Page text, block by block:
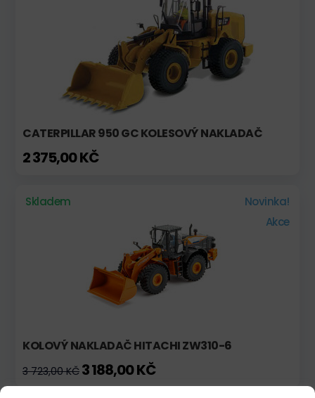
CATERPILLAR 950 GC KOLESOVÝ NAKLADAČ
2 375,00 KČ
Skladem
Novinka!
Akce
KOLOVÝ NAKLADAČ HITACHI ZW310-6
3 723,00 KČ 3 188,00 KČ